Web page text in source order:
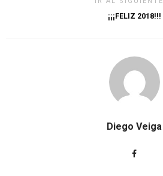
¡¡¡FELIZ 2018!!!
Diego Veiga